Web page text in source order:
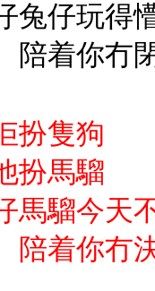
兔仔玩得
陪着你冇
扮隻狗
扮馬騮
馬騮今天
陪着你冇